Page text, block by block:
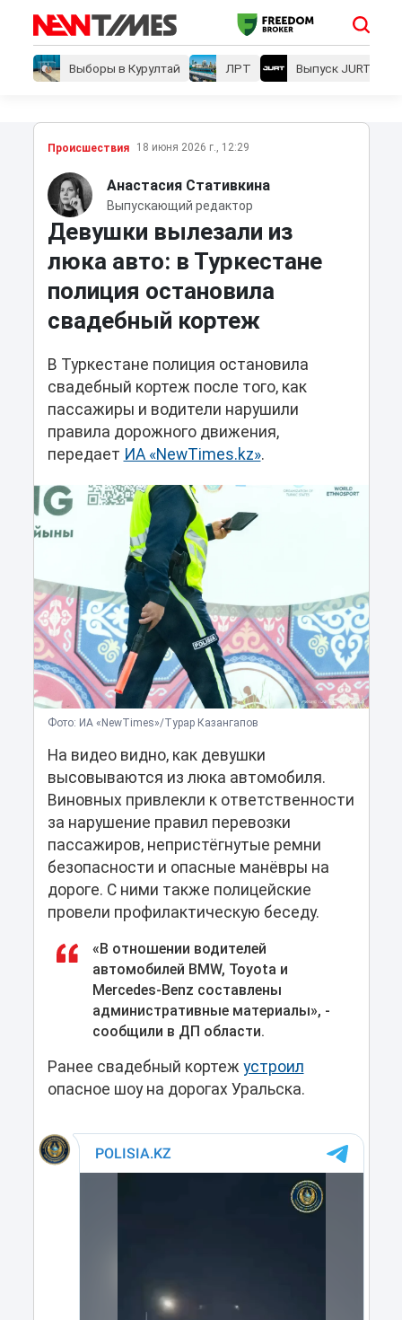
Выборы в Курултай ЛРТ Выпуск JURT
Проиcшествия 18 июня 2026 г., 12:29
Анастасия Стативкина
Выпускающий редактор
Девушки вылезали из
люка авто: в Туркестане
полиция остановила
свадебный кортеж
В Туркестане полиция остановила
свадебный кортеж после того, как
пассажиры и водители нарушили
правила дорожного движения,
передает ИА «NewTimes.kz».
Фото: ИА «NewTimes»/Турар Казангапов
На видео видно, как девушки
высовываются из люка автомобиля.
Виновных привлекли к ответственности
за нарушение правил перевозки
пассажиров, непристёгнутые ремни
безопасности и опасные манёвры на
дороге. С ними также полицейские
провели профилактическую беседу.
«В отношении водителей
автомобилей BMW, Toyota и
Mercedes-Benz составлены
административные материалы», -
сообщили в ДП области.
Ранее свадебный кортеж устроил
опасное шоу на дорогах Уральска.